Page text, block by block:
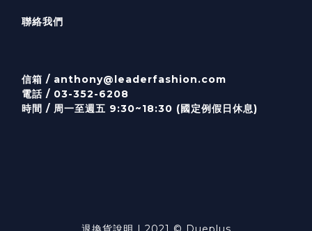
聯絡我們
信箱 / anthony@leaderfashion.com
電話 / 03-352-6208
時間 / 周一至週五 9:30~18:30 (國定例假日休息)